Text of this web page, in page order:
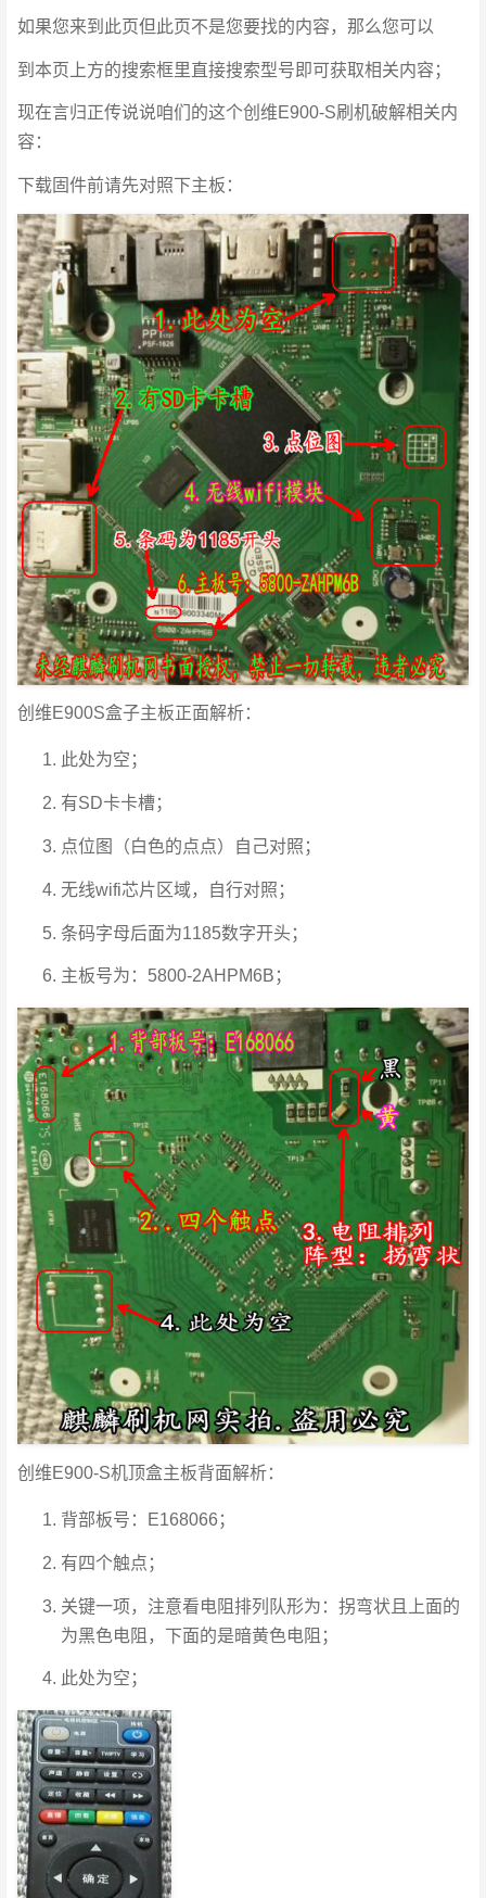
如果您来到此页但此页不是您要找的内容，那么您可以
到本页上方的搜索框里直接搜索型号即可获取相关内容；
现在言归正传说说咱们的这个创维E900-S刷机破解相关内
容：
下载固件前请先对照下主板：
创维E900S盒子主板正面解析：
此处为空；
有SD卡卡槽；
点位图（白色的点点）自己对照；
无线wifi芯片区域，自行对照；
条码字母后面为1185数字开头；
主板号为：5800-2AHPM6B；
创维E900-S机顶盒主板背面解析：
背部板号：E168066；
有四个触点；
关键一项，注意看电阻排列队形为：拐弯状且上面的
为黑色电阻，下面的是暗黄色电阻；
此处为空；